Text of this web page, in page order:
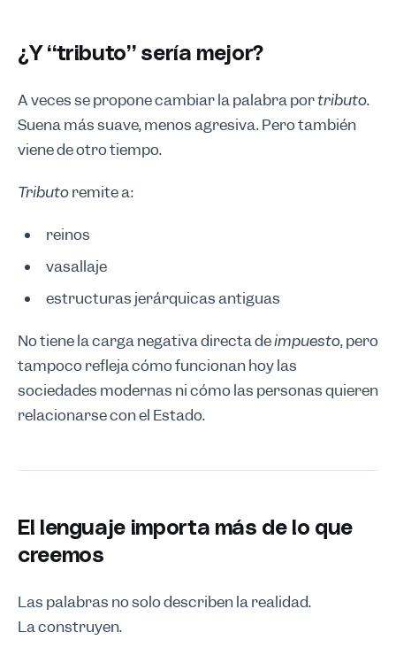
¿Y “tributo” sería mejor?
A veces se propone cambiar la palabra portributo.
Suena más suave, menos agresiva. Pero también
viene de otro tiempo.
Tributoremite a:
reinos
vasallaje
estructuras jerárquicas antiguas
No tiene la carga negativa directa deimpuesto, pero
tampoco refleja cómo funcionan hoy las
sociedades modernas ni cómo las personas quieren
relacionarse con el Estado.
El lenguaje importa más de lo que
creemos
Las palabras no solo describen la realidad.
La construyen.